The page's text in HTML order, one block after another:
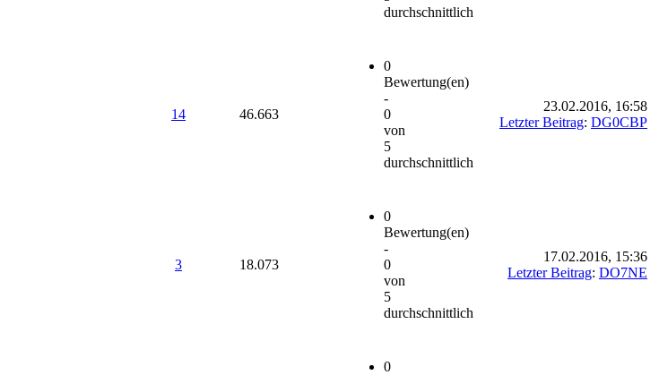
durchschnittlich
14 46.663
0
Bewertung(en)
-
0
von
5
durchschnittlich
23.02.2016, 16:58
Letzter Beitrag: DG0CBP
3 18.073
0
Bewertung(en)
-
0
von
5
durchschnittlich
17.02.2016, 15:36
Letzter Beitrag: DO7NE
0